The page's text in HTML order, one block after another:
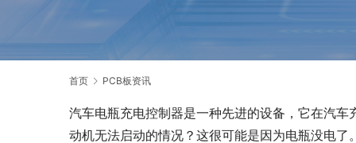
首页 PCB板资讯
汽车电瓶充电控制器是一种先进的设备，它在汽
动机无法启动的情况？这很可能是因为电瓶没电